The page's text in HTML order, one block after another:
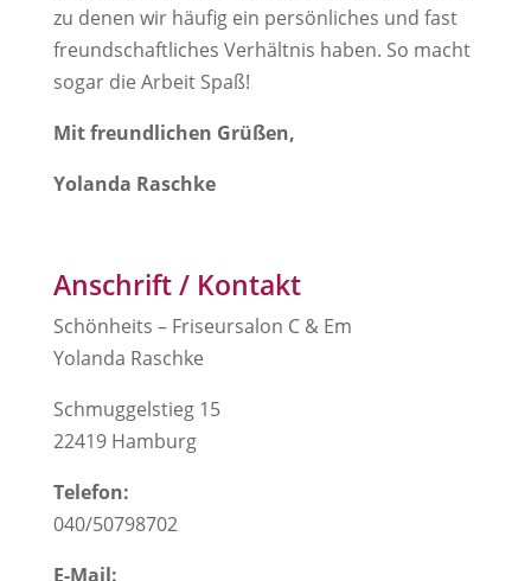
zu denen wir häufig ein persönliches und fast
freundschaftliches Verhältnis haben. So macht
sogar die Arbeit Spaß!
Mit freundlichen Grüßen,
Yolanda Raschke
Anschrift / Kontakt
Schönheits – Friseursalon C & Em
Yolanda Raschke
Schmuggelstieg 15
22419 Hamburg
Telefon:
040/50798702
E-Mail: